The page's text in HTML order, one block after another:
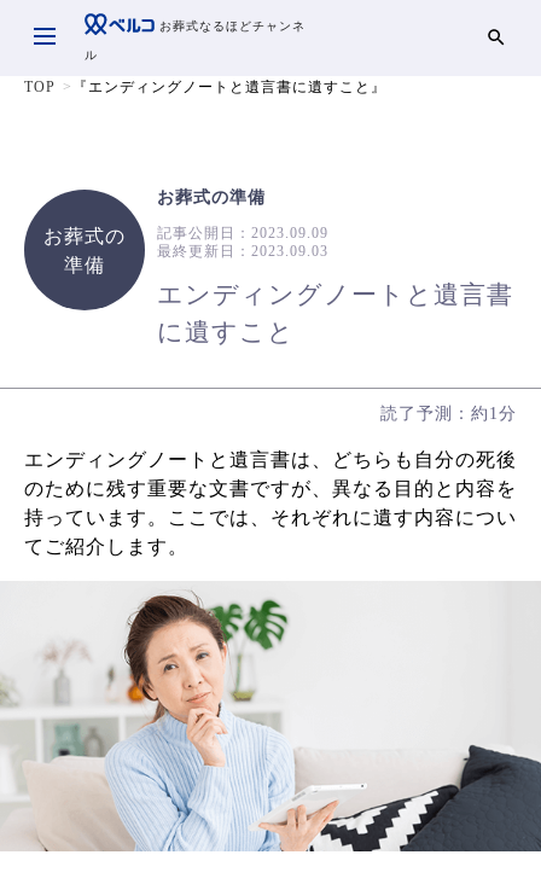
お葬式なるほどチャンネ
ル
TOP 『エンディングノートと遺言書に遺すこと』
お葬式の
準備
お葬式の準備
記事公開日： 2023.09.09
最終更新日： 2023.09.03
エンディングノートと遺言書
に遺すこと
読了予測：約1分
エンディングノートと遺言書は、どちらも自分の死後
のために残す重要な文書ですが、異なる目的と内容を
持っています。ここでは、それぞれに遺す内容につい
てご紹介します。